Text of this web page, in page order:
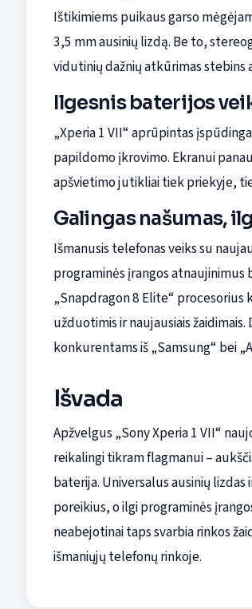
Ištikimiems puikaus garso
3,5 mm ausinių lizdą. Be to,
vidutinių dažnių atkūrimas stebins
Ilgesnis baterijos
„Xperia 1 VII“ aprūpintas
papildomo įkrovimo. Ekranui
apšvietimo jutikliai tiek priekyje,
Galingas našumas,
Išmanusis telefonas veiks su
programinės įrangos atnaujinimus
„Snapdragon 8 Elite“ procesorius
užduotimis ir naujausiais
konkurentams iš „Samsung“ bei
Išvada
Apžvelgus „Sony Xperia 1 VII“
reikalingi tikram flagmanui –
baterija. Universalus ausinių
poreikius, o ilgi programinės
neabejotinai taps svarbia rinkos
išmaniųjų telefonų rinkoje.